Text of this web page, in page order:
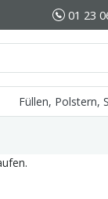
01 23
Füllen, Polstern,